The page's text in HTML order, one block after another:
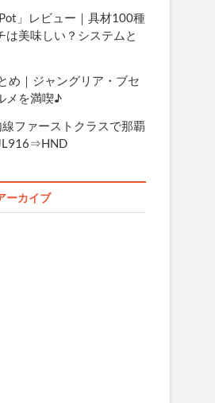
」レビュー｜具材100種
は美味しい？システムと
め｜ジャングリア・ブセ
メを満喫♪
線ファーストクラスで那覇
ーカイブ